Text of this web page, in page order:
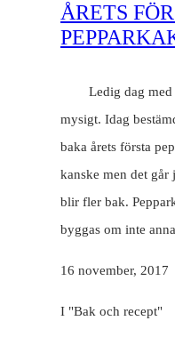
ÅRETS
Ledig dag med
mysigt. Idag
baka årets första
kanske men det går
blir fler bak.
byggas om inte
16 november, 2017
I "Bak och recept"